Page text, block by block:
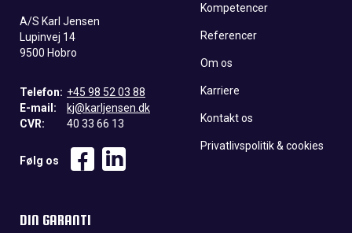
A/S Karl Jensen
Lupinvej 14
9500 Hobro
Telefon: +45 98 52 03 88
E-mail:
kj@karljensen.dk
CVR:
40 33 66 13
Følg os
Kompetencer
Referencer
Om os
Karriere
Kontakt os
Privatlivspolitik & cookies
DIN GARANTI